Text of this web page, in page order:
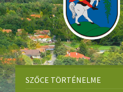
SZŐCE TÖRTÉNELME